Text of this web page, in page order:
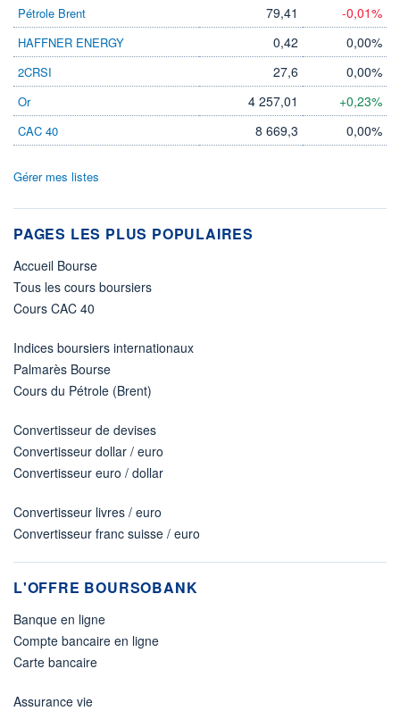
Pétrole Brent
79,41 -0,01%
HAFFNER ENERGY 0,42 0,00%
2CRSI 27,6 0,00%
Or 4 257,01 +0,23%
CAC 40 8 669,3 0,00%
Gérer mes listes
PAGES LES PLUS POPULAIRES
Accueil Bourse
Tous les cours boursiers
Cours CAC 40
Indices boursiers internationaux
Palmarès Bourse
Cours du Pétrole (Brent)
Convertisseur de devises
Convertisseur dollar / euro
Convertisseur euro / dollar
Convertisseur livres / euro
Convertisseur franc suisse / euro
L'OFFRE BOURSOBANK
Banque en ligne
Compte bancaire en ligne
Carte bancaire
Assurance vie